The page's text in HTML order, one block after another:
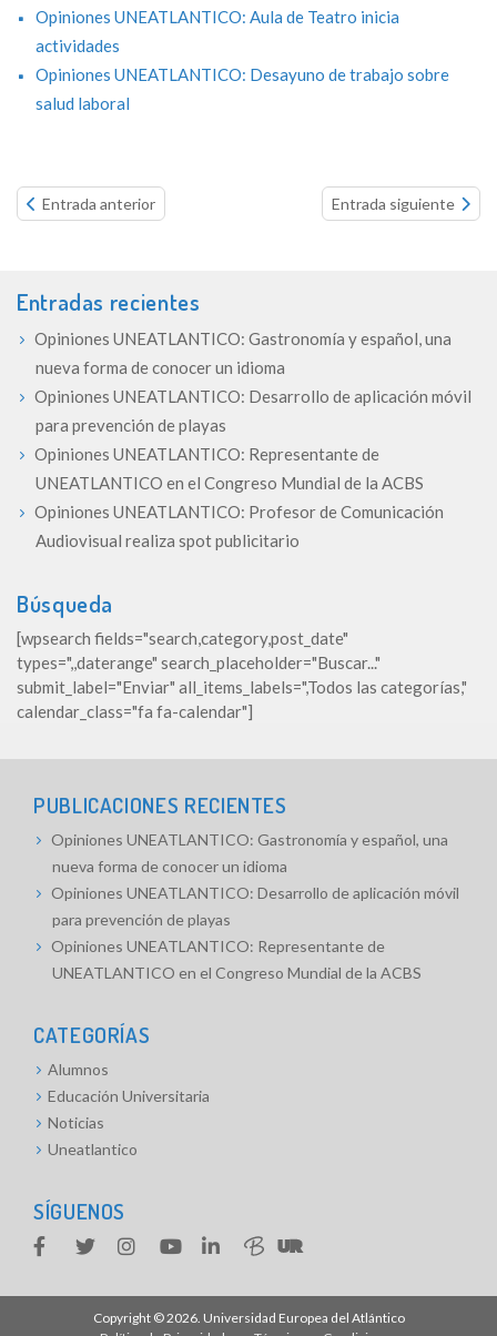
Opiniones UNEATLANTICO: Aula de Teatro inicia
actividades
Opiniones UNEATLANTICO: Desayuno de trabajo sobre
salud laboral
Continue
reading...
Entrada anterior Entrada siguiente
Entradas recientes
Opiniones UNEATLANTICO: Gastronomía y español, una
nueva forma de conocer un idioma
Opiniones UNEATLANTICO: Desarrollo de aplicación móvil
para prevención de playas
Opiniones UNEATLANTICO: Representante de
UNEATLANTICO en el Congreso Mundial de la ACBS
Opiniones UNEATLANTICO: Profesor de Comunicación
Audiovisual realiza spot publicitario
Búsqueda
[wpsearch fields="search,category,post_date"
types=",,daterange" search_placeholder="Buscar..."
submit_label="Enviar" all_items_labels=",Todos las categorías,"
calendar_class="fa fa-calendar"]
PUBLICACIONES RECIENTES
Opiniones UNEATLANTICO: Gastronomía y español, una
nueva forma de conocer un idioma
Opiniones UNEATLANTICO: Desarrollo de aplicación móvil
para prevención de playas
Opiniones UNEATLANTICO: Representante de
UNEATLANTICO en el Congreso Mundial de la ACBS
CATEGORÍAS
Alumnos
Educación Universitaria
Noticias
Uneatlantico
SÍGUENOS
Copyright © 2026. Universidad Europea del Atlántico